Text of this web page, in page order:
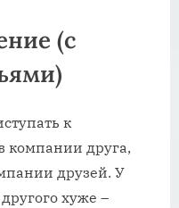
(с
к
компании друга,
друзей. У
хуже –